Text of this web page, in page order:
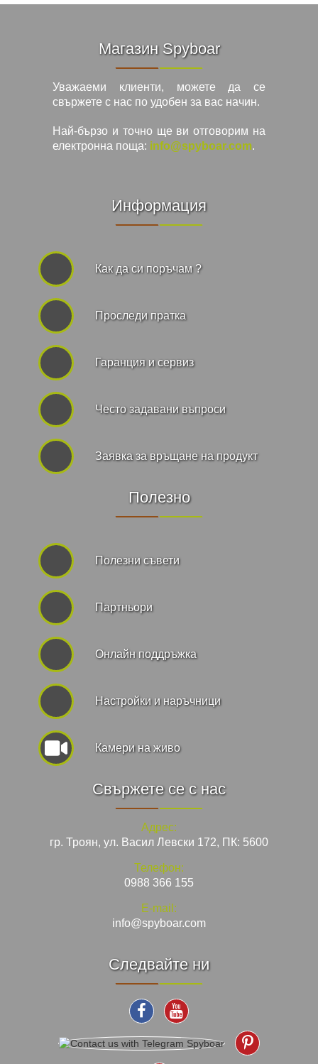
Магазин Spyboar
Уважаеми клиенти, можете да се
свържете с нас по удобен за вас начин.
Най-бързо и точно ще ви отговорим на
електронна поща: info@spyboar.com.
Информация
Как да си поръчам ?
Проследи пратка
Гаранция и сервиз
Често задавани въпроси
Заявка за връщане на продукт
Полезно
Полезни съвети
Партньори
Онлайн поддръжка
Hастройки и наръчници
Камери на живо
Свържете се с нас
Адрес:
гр. Троян, ул. Васил Левски 172, ПК: 5600
Телефон:
0988 366 155
E-mail:
info@spyboar.com
Следвайте ни